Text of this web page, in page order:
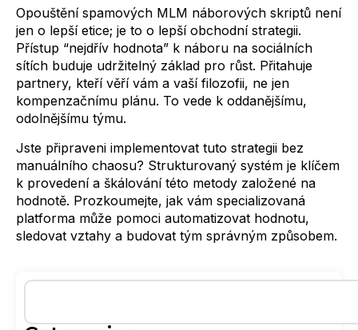
Opouštění spamových MLM náborových skriptů není
jen o lepší etice; je to o lepší obchodní strategii.
Přístup “nejdřív hodnota” k náboru na sociálních
sítích buduje udržitelný základ pro růst. Přitahuje
partnery, kteří věří vám a vaší filozofii, ne jen
kompenzačnímu plánu. To vede k oddanějšímu,
odolnějšímu týmu.
Jste připraveni implementovat tuto strategii bez
manuálního chaosu? Strukturovaný systém je klíčem
k provedení a škálování této metody založené na
hodnotě. Prozkoumejte, jak vám specializovaná
platforma může pomoci automatizovat hodnotu,
sledovat vztahy a budovat tým správným způsobem.